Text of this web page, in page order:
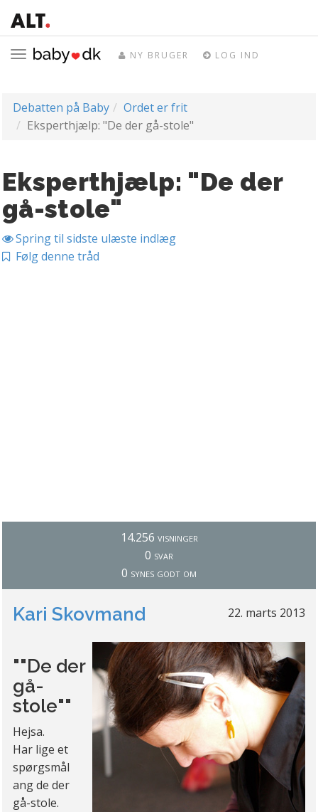
Toggle
NY BRUGER LOG IND
Debatten på Baby
Ordet er frit
Eksperthjælp: "De der gå-stole"
Eksperthjælp: "De der
gå-stole"
Spring til sidste ulæste indlæg
Følg denne tråd
14.256 visninger
0 svar
0 synes godt om
22. marts 2013
Kari Skovmand
""De der
gå-
stole""
Hejsa.
Har lige et
spørgsmål
ang de der
gå-stole.